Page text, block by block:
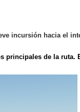
incursión hacia el
principales de la ruta.